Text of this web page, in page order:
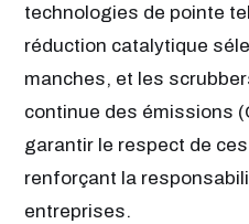
technologies de pointe
réduction catalytique
manches, et les
continue des émissions
garantir le respect de
renforçant la
entreprises.